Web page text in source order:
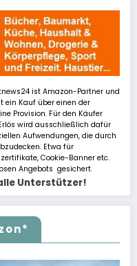
ist Amazon-Partner und
ein Kauf über einen der
Provision. Für den Käufer
wird ausschließlich dafür
Aufwendungen, die durch
Etwa für
Cookie-Banner etc.
Angebots gesichert.
Unterstützer!